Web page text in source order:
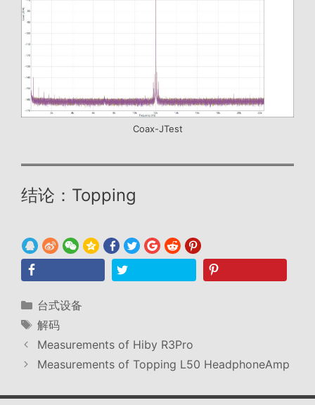
Coax-JTest
结论：Topping
分
类
台式设备
标
签
解码
Measurements of Hiby R3Pro
Measurements of Topping L50 HeadphoneAmp